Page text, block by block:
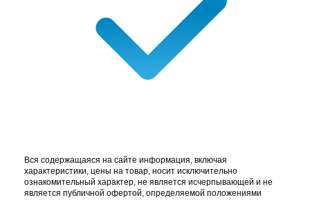
Вся содержащаяся на сайте информация, включая
характеристики, цены на товар, носит исключительно
ознакомительный характер, не является исчерпывающей и не
является публичной офертой, определяемой положениями